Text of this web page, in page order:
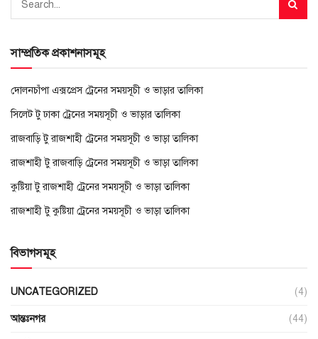
সাম্প্রতিক প্রকাশনাসমূহ
দোলনচাঁপা এক্সপ্রেস ট্রেনের সময়সূচী ও ভাড়ার তালিকা
সিলেট টু ঢাকা ট্রেনের সময়সূচী ও ভাড়ার তালিকা
রাজবাড়ি টু রাজশাহী ট্রেনের সময়সূচী ও ভাড়া তালিকা
রাজশাহী টু রাজবাড়ি ট্রেনের সময়সূচী ও ভাড়া তালিকা
কুষ্টিয়া টু রাজশাহী ট্রেনের সময়সূচী ও ভাড়া তালিকা
রাজশাহী টু কুষ্টিয়া ট্রেনের সময়সূচী ও ভাড়া তালিকা
বিভাগসমূহ
UNCATEGORIZED (4)
আন্তঃনগর (44)